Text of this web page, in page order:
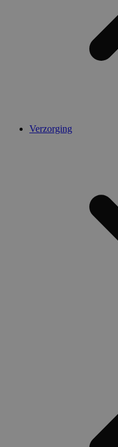
Verzorging